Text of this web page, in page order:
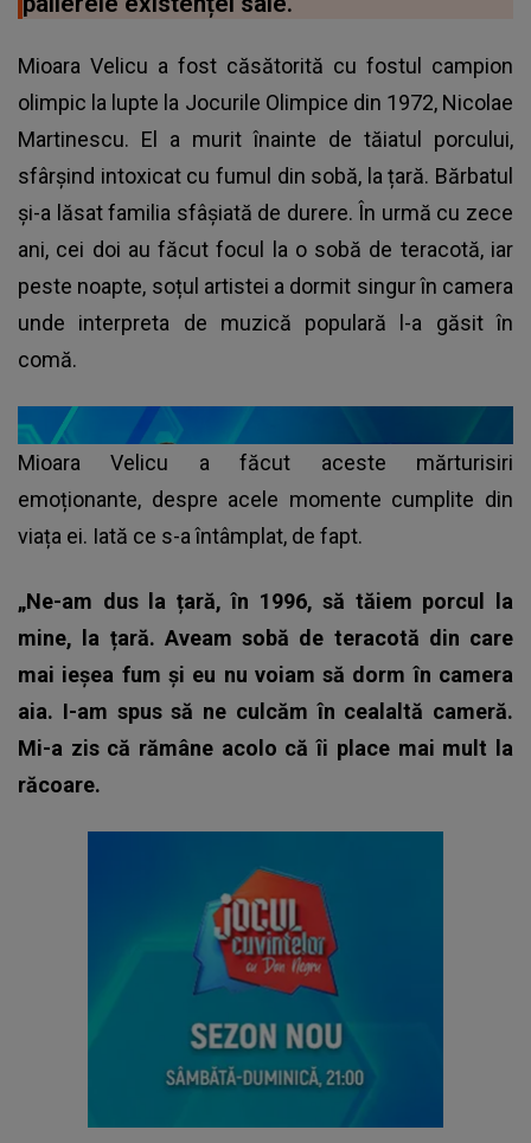
Mioara Velicu a fost căsătorită cu fostul campion
olimpic la lupte la Jocurile Olimpice din 1972, Nicolae
Martinescu. El a murit înainte de tăiatul porcului,
sfârșind intoxicat cu fumul din sobă, la țară. Bărbatul
și-a lăsat familia sfâșiată de durere. În urmă cu zece
ani, cei doi au făcut focul la o sobă de teracotă, iar
peste noapte, soțul artistei a dormit singur în camera
unde interpreta de muzică populară l-a găsit în
comă.
Mioara Velicu a făcut aceste mărturisiri
emoționante, despre acele momente cumplite din
viața ei. Iată ce s-a întâmplat, de fapt.
„Ne-am dus la țară, în 1996, să tăiem porcul la
mine, la țară. Aveam sobă de teracotă din care
mai ieșea fum și eu nu voiam să dorm în camera
aia. I-am spus să ne culcăm în cealaltă cameră.
Mi-a zis că rămâne acolo că îi place mai mult la
răcoare.